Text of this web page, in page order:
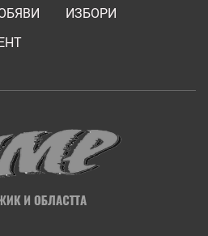
ИЗБОРИ